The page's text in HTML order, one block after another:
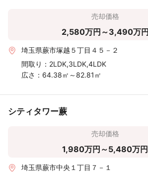
売却価格
2,580万円～3,490万円
埼玉県蕨市塚越５丁目４５－２
間取り： 2LDK,3LDK,4LDK
広さ： 64.38㎡～82.81㎡
シティタワー蕨
売却価格
1,980万円～5,480万円
埼玉県蕨市中央１丁目７－１